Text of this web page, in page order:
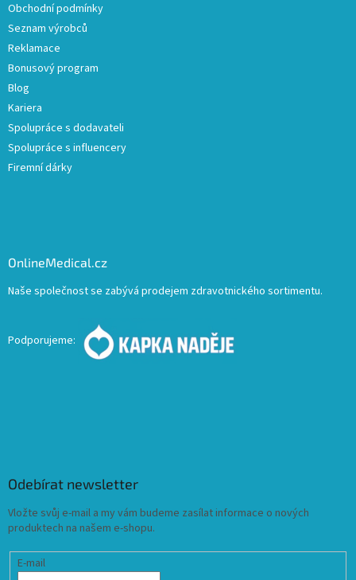
Obchodní podmínky
Seznam výrobců
Reklamace
Bonusový program
Blog
Kariera
Spolupráce s dodavateli
Spolupráce s influencery
Firemní dárky
OnlineMedical.cz
Naše společnost se zabývá prodejem zdravotnického sortimentu.
Podporujeme:
Odebírat newsletter
Vložte svůj e-mail a my vám budeme zasílat informace o nových
produktech na našem e-shopu.
E-mail